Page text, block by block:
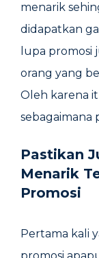
menarik
didapatkan
lupa promosi
orang yang
Oleh karena
sebagaimana
Pastikan
Menarik
Promosi
Pertama kali